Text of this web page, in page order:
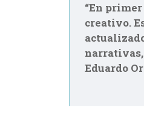
“En
creativo.
Eduardo